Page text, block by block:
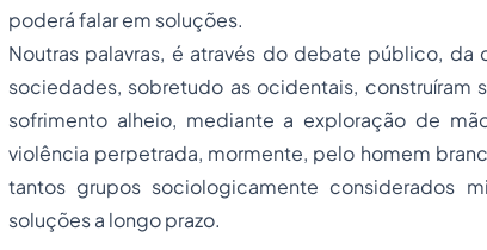
poderá falar em soluções.
Noutras palavras, é através do debate público,
sociedades, sobretudo as ocidentais, construíram
sofrimento alheio, mediante a exploração de
violência perpetrada, mormente, pelo homem
tantos grupos sociologicamente considerados
soluções a longo prazo.